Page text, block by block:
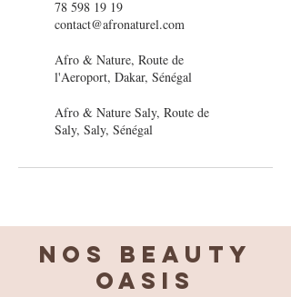
78 598 19 19
contact@afronaturel.com
Afro & Nature, Route de
l'Aeroport, Dakar, Sénégal
Afro & Nature Saly, Route de
Saly, Saly, Sénégal
Nos BEAUTY
OASIS